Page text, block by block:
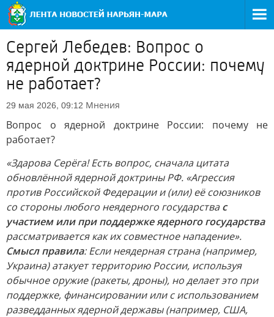
Сергей Лебедев: Вопрос о
ядерной доктрине России: почему
не работает?
29 мая 2026, 09:12 Мнения
Вопрос о ядерной доктрине России: почему не
работает?
«Здарова Серёга! Есть вопрос, сначала цитата
обновлённой ядерной доктрины РФ. «Агрессия
против Российской Федерации и (или) её союзников
со стороны любого неядерного государствас
участием или при поддержке ядерного государства
рассматривается как их совместное нападение».
Смысл правила: Если неядерная страна (например,
Украина) атакует территорию России, используя
обычное оружие (ракеты, дроны), но делает это при
поддержке, финансировании или с использованием
разведданных ядерной державы (например, США,